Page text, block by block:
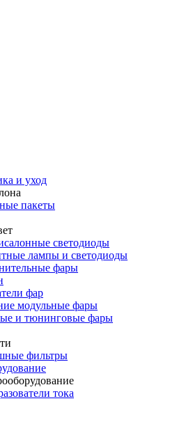
и уход
пакеты
светодиоды
лампы и светодиоды
фары
фар
модульные фары
и тюнинговые фары
фильтры
тока